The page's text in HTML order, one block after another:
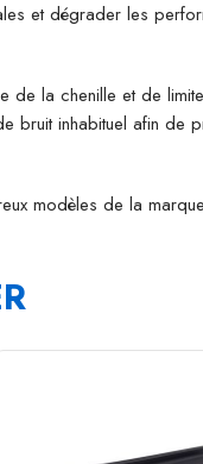
et dégrader les
la chenille et de
inhabituel afin de
modèles de la